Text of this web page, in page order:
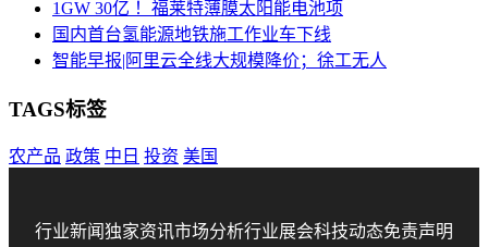
1GW 30亿 ！福莱特薄膜太阳能电池项
国内首台氢能源地铁施工作业车下线
智能早报|阿里云全线大规模降价；徐工无人
TAGS标签
农产品 政策 中日 投资 美国
行业新闻独家资讯市场分析行业展会科技动态免责声明